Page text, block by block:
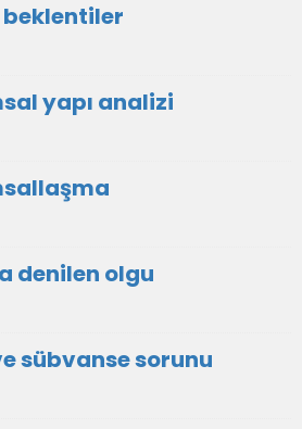
beklentiler
yapı analizi
denilen olgu
sübvanse sorunu